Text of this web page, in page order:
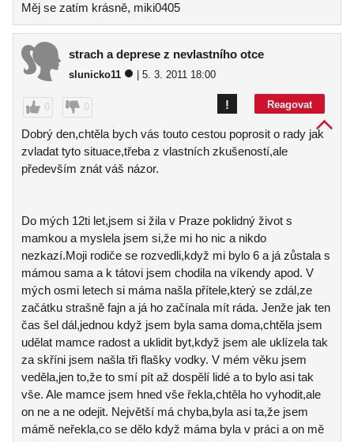
Měj se zatím krásně, miki0405
strach a deprese z nevlastního otce
slunicko11 | 5. 3. 2011 18:00
0 0 Reagovat
!
Dobrý den,chtěla bych vás touto cestou poprosit o rady jak
zvladat tyto situace,třeba z vlastních zkušeností,ale
především znát váš názor.
Do mých 12ti let,jsem si žila v Praze poklidný život s
mamkou a myslela jsem si,že mi ho nic a nikdo
nezkazí.Moji rodiče se rozvedli,když mi bylo 6 a já zůstala s
mámou sama a k tátovi jsem chodila na víkendy apod. V
mých osmi letech si máma našla přítele,který se zdál,ze
začátku strašně fajn a já ho začínala mít ráda. Jenže jak ten
čas šel dál,jednou když jsem byla sama doma,chtěla jsem
udělat mamce radost a uklidit byt,když jsem ale uklízela tak
za skříni jsem našla tři flašky vodky. V mém věku jsem
veděla,jen to,že to smí pít až dospělí lidé a to bylo asi tak
vše. Ale mamce jsem hned vše řekla,chtěla ho vyhodit,ale
on ne a ne odejit. Největší má chyba,byla asi ta,že jsem
mámě neřekla,co se dělo když máma byla v práci a on mě